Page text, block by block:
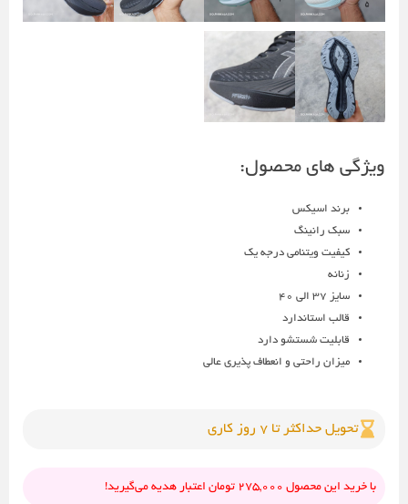
ویژگی های محصول:
برند اسیکس
سبک رانینگ
کیفیت ویتنامی درجه یک
زنانه
سایز 37 الی 40
قالب استاندارد
قابلیت شستشو دارد
میزان راحتی و انعطاف پذیری عالی
تحویل حداکثر تا 7 روز کاری
با خرید این محصول 275,000 تومان اعتبار هدیه می‌گیرید!